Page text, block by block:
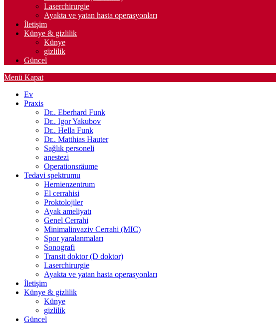
Laserchirurgie
Ayakta ve yatan hasta operasyonları
İletişim
Künye & gizlilik
Künye
gizlilik
Güncel
Menü Kapat
Ev
Praxis
Dr.. Eberhard Funk
Dr.. Igor Yakubov
Dr.. Hella Funk
Dr.. Matthias Hauter
Sağlık personeli
anestezi
Operationsräume
Tedavi spektrumu
Hernienzentrum
El cerrahisi
Proktolojiler
Ayak ameliyatı
Genel Cerrahi
Minimalinvaziv Cerrahi (MIC)
Spor yaralanmaları
Sonografi
Transit doktor (D doktor)
Laserchirurgie
Ayakta ve yatan hasta operasyonları
İletişim
Künye & gizlilik
Künye
gizlilik
Güncel